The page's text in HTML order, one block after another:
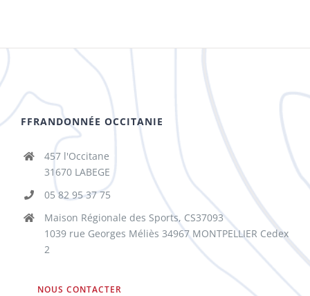
FFRANDONNÉE OCCITANIE
457 l'Occitane
31670 LABEGE
05 82 95 37 75
Maison Régionale des Sports, CS37093
1039 rue Georges Méliès 34967 MONTPELLIER Cedex
2
NOUS CONTACTER